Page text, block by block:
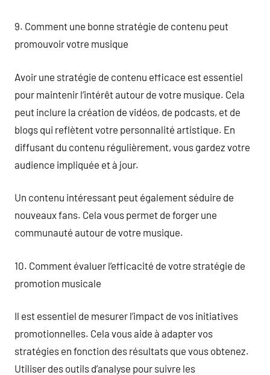
9. Comment une bonne stratégie de contenu peut
promouvoir votre musique
Avoir une stratégie de contenu efficace est essentiel
pour maintenir l’intérêt autour de votre musique. Cela
peut inclure la création de vidéos, de podcasts, et de
blogs qui reflètent votre personnalité artistique. En
diffusant du contenu régulièrement, vous gardez votre
audience impliquée et à jour.
Un contenu intéressant peut également séduire de
nouveaux fans. Cela vous permet de forger une
communauté autour de votre musique.
10. Comment évaluer l’efficacité de votre stratégie de
promotion musicale
Il est essentiel de mesurer l’impact de vos initiatives
promotionnelles. Cela vous aide à adapter vos
stratégies en fonction des résultats que vous obtenez.
Utiliser des outils d’analyse pour suivre les